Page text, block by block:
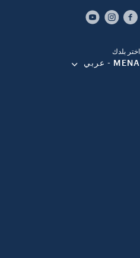
اختر بلدك
MENA - عربي